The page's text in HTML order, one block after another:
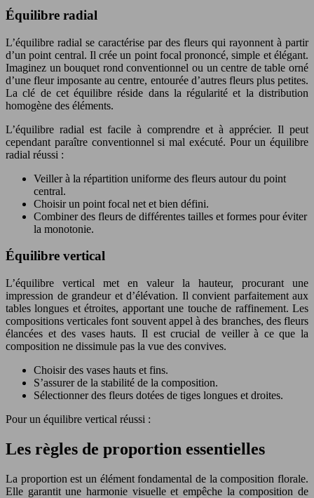
Équilibre radial
L’équilibre radial se caractérise par des fleurs qui rayonnent à partir
d’un point central. Il crée un point focal prononcé, simple et élégant.
Imaginez un bouquet rond conventionnel ou un centre de table orné
d’une fleur imposante au centre, entourée d’autres fleurs plus petites.
La clé de cet équilibre réside dans la régularité et la distribution
homogène des éléments.
L’équilibre radial est facile à comprendre et à apprécier. Il peut
cependant paraître conventionnel si mal exécuté. Pour un équilibre
radial réussi :
Veiller à la répartition uniforme des fleurs autour du point
central.
Choisir un point focal net et bien défini.
Combiner des fleurs de différentes tailles et formes pour éviter
la monotonie.
Équilibre vertical
L’équilibre vertical met en valeur la hauteur, procurant une
impression de grandeur et d’élévation. Il convient parfaitement aux
tables longues et étroites, apportant une touche de raffinement. Les
compositions verticales font souvent appel à des branches, des fleurs
élancées et des vases hauts. Il est crucial de veiller à ce que la
composition ne dissimule pas la vue des convives.
Choisir des vases hauts et fins.
S’assurer de la stabilité de la composition.
Sélectionner des fleurs dotées de tiges longues et droites.
Pour un équilibre vertical réussi :
Les règles de proportion essentielles
La proportion est un élément fondamental de la composition florale.
Elle garantit une harmonie visuelle et empêche la composition de